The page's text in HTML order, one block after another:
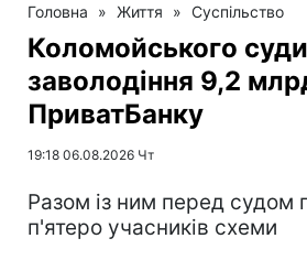
Головна » Життя » Суспільство
Коломойського
заволодіння 9,2
ПриватБанку
19:18 06.08.2026 Чт
Разом із ним перед судом
п'ятеро учасників схеми